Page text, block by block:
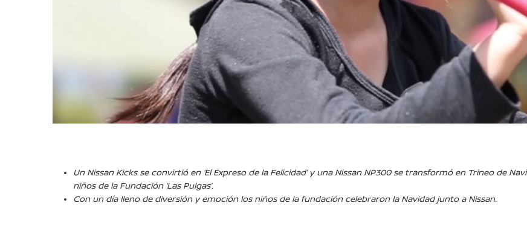
Un Nissan Kicks se convirtió en ‘El Expreso de la Felicidad’ y una Nissan NP300 se transformó en Trineo de
niños de la Fundación ‘Las Pulgas’.
Con un día lleno de diversión y emoción los niños de la fundación celebraron la Navidad junto a Nissan.